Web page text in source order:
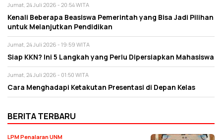
Jumat, 24 Juli 2026 - 20:54 WITA
Kenali Beberapa Beasiswa Pemerintah yang Bisa Jadi Pilihan
untuk Melanjutkan Pendidikan
Jumat, 24 Juli 2026 - 19:59 WITA
Siap KKN? Ini 5 Langkah yang Perlu Dipersiapkan Mahasiswa
Jumat, 24 Juli 2026 - 01:50 WITA
Cara Menghadapi Ketakutan Presentasi di Depan Kelas
BERITA TERBARU
LPM Penalaran UNM